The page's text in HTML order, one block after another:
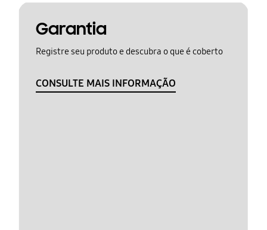
Garantia
Registre seu produto e descubra o que é coberto
CONSULTE MAIS INFORMAÇÃO